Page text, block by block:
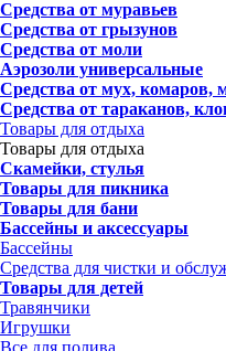
Средства от муравьев
Средства от грызунов
Средства от моли
Аэрозоли универсальные
Средства от мух, комаров,
Средства от тараканов,
Товары для отдыха
Товары для отдыха
Скамейки, стулья
Товары для пикника
Товары для бани
Бассейны и аксессуары
Бассейны
Средства для чистки и
Товары для детей
Травянчики
Игрушки
Все для полива